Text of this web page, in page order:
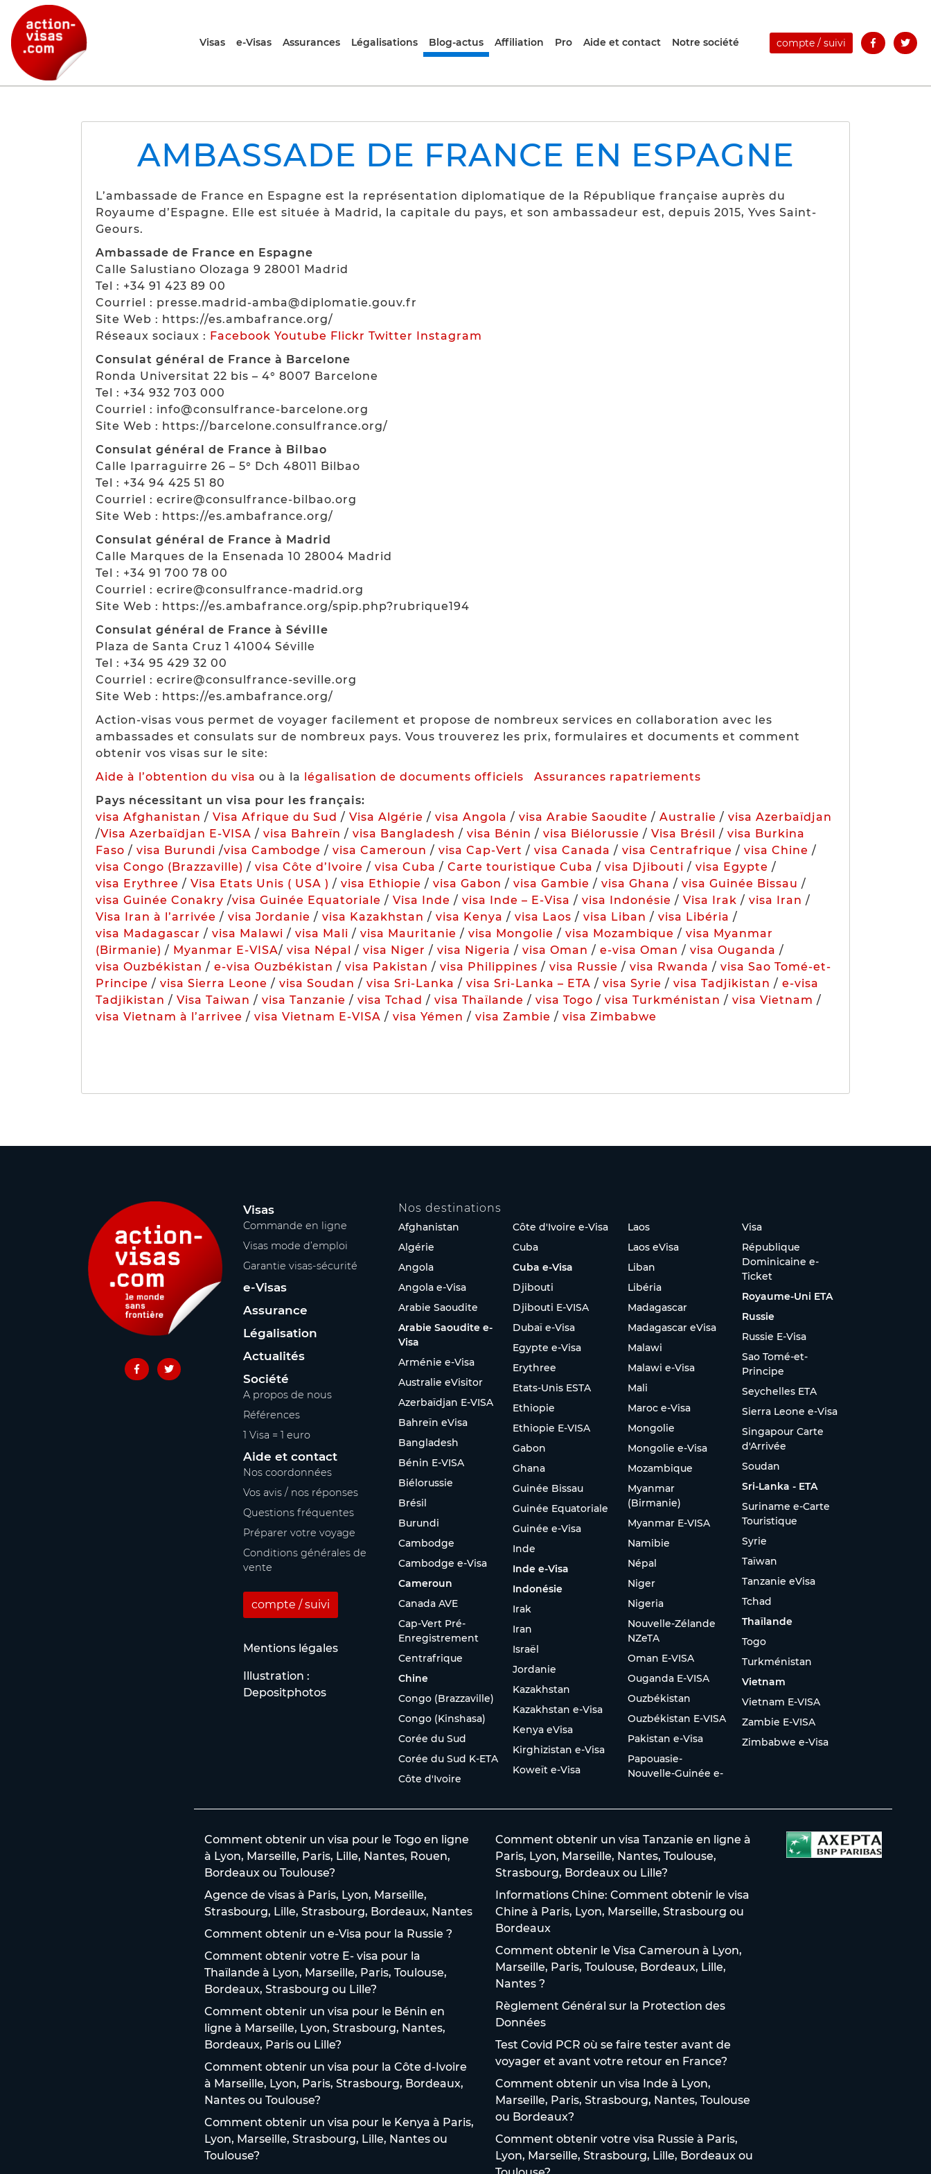
compte / suivi
Visas e-Visas Assurances Légalisations Blog-actus Affiliation Pro Aide et contact Notre société
AMBASSADE DE FRANCE EN ESPAGNE
L’ambassade de France en Espagne est la représentation diplomatique de la République française auprès du
Royaume d’Espagne. Elle est située à Madrid, la capitale du pays, et son ambassadeur est, depuis 2015, Yves Saint-
Geours.
Ambassade de France en Espagne
Calle Salustiano Olozaga 9 28001 Madrid
Tel : +34 91 423 89 00
Courriel : presse.madrid-amba@diplomatie.gouv.fr
Site Web : https://es.ambafrance.org/
Réseaux sociaux : Facebook Youtube Flickr Twitter Instagram
Consulat général de France à Barcelone
Ronda Universitat 22 bis – 4° 8007 Barcelone
Tel : +34 932 703 000
Courriel : info@consulfrance-barcelone.org
Site Web : https://barcelone.consulfrance.org/
Consulat général de France à Bilbao
Calle Iparraguirre 26 – 5° Dch 48011 Bilbao
Tel : +34 94 425 51 80
Courriel : ecrire@consulfrance-bilbao.org
Site Web : https://es.ambafrance.org/
Consulat général de France à Madrid
Calle Marques de la Ensenada 10 28004 Madrid
Tel : +34 91 700 78 00
Courriel : ecrire@consulfrance-madrid.org
Site Web : https://es.ambafrance.org/spip.php?rubrique194
Consulat général de France à Séville
Plaza de Santa Cruz 1 41004 Séville
Tel : +34 95 429 32 00
Courriel : ecrire@consulfrance-seville.org
Site Web : https://es.ambafrance.org/
Action-visas vous permet de voyager facilement et propose de nombreux services en collaboration avec les
ambassades et consulats sur de nombreux pays. Vous trouverez les prix, formulaires et documents et comment
obtenir vos visas sur le site:
Aide à l’obtention du visa ou à la légalisation de documents officiels
Assurances rapatriements
Pays nécessitant un visa pour les français:
visa Afghanistan / Visa Afrique du Sud / Visa Algérie / visa Angola / visa Arabie Saoudite / Australie / visa Azerbaïdjan
/Visa Azerbaïdjan E-VISA / visa Bahreïn / visa Bangladesh / visa Bénin / visa Biélorussie / Visa Brésil / visa Burkina
Faso / visa Burundi /visa Cambodge / visa Cameroun / visa Cap-Vert / visa Canada / visa Centrafrique / visa Chine /
visa Congo (Brazzaville) / visa Côte d’Ivoire / visa Cuba / Carte touristique Cuba / visa Djibouti / visa Egypte /
visa Erythree / Visa Etats Unis ( USA ) / visa Ethiopie / visa Gabon / visa Gambie / visa Ghana / visa Guinée Bissau /
visa Guinée Conakry /visa Guinée Equatoriale / Visa Inde / visa Inde – E-Visa / visa Indonésie / Visa Irak / visa Iran /
Visa Iran à l’arrivée / visa Jordanie / visa Kazakhstan / visa Kenya / visa Laos / visa Liban / visa Libéria /
visa Madagascar / visa Malawi / visa Mali / visa Mauritanie / visa Mongolie / visa Mozambique / visa Myanmar
(Birmanie) / Myanmar E-VISA/ visa Népal / visa Niger / visa Nigeria / visa Oman / e-visa Oman / visa Ouganda /
visa Ouzbékistan / e-visa Ouzbékistan / visa Pakistan / visa Philippines / visa Russie / visa Rwanda / visa Sao Tomé-et-
Principe / visa Sierra Leone / visa Soudan / visa Sri-Lanka / visa Sri-Lanka – ETA / visa Syrie / visa Tadjikistan / e-visa
Tadjikistan / Visa Taiwan / visa Tanzanie / visa Tchad / visa Thaïlande / visa Togo / visa Turkménistan / visa Vietnam /
visa Vietnam à l’arrivee / visa Vietnam E-VISA / visa Yémen / visa Zambie / visa Zimbabwe
Visas
Commande en ligne
Visas mode d’emploi
Garantie visas-sécurité
e-Visas
Assurance
Légalisation
Actualités
Société
A propos de nous
Références
1 Visa = 1 euro
Aide et contact
Nos coordonnées
Vos avis / nos réponses
Questions fréquentes
Préparer votre voyage
Conditions générales de
vente
compte / suivi
Mentions légales
Illustration :
Depositphotos
Nos destinations
Afghanistan
Algérie
Angola
Angola e-Visa
Arabie Saoudite
Arabie Saoudite e-
Visa
Arménie e-Visa
Australie eVisitor
Azerbaïdjan E-VISA
Bahreïn eVisa
Bangladesh
Bénin E-VISA
Biélorussie
Brésil
Burundi
Cambodge
Cambodge e-Visa
Cameroun
Canada AVE
Cap-Vert Pré-
Enregistrement
Centrafrique
Chine
Congo (Brazzaville)
Congo (Kinshasa)
Corée du Sud
Corée du Sud K-ETA
Côte d'Ivoire
Côte d'Ivoire e-Visa
Cuba
Cuba e-Visa
Djibouti
Djibouti E-VISA
Dubaï e-Visa
Egypte e-Visa
Erythree
Etats-Unis ESTA
Ethiopie
Ethiopie E-VISA
Gabon
Ghana
Guinée Bissau
Guinée Equatoriale
Guinée e-Visa
Inde
Inde e-Visa
Indonésie
Irak
Iran
Israël
Jordanie
Kazakhstan
Kazakhstan e-Visa
Kenya eVisa
Kirghizistan e-Visa
Koweït e-Visa
Laos
Laos eVisa
Liban
Libéria
Madagascar
Madagascar eVisa
Malawi
Malawi e-Visa
Mali
Maroc e-Visa
Mongolie
Mongolie e-Visa
Mozambique
Myanmar
(Birmanie)
Myanmar E-VISA
Namibie
Népal
Niger
Nigeria
Nouvelle-Zélande
NZeTA
Oman E-VISA
Ouganda E-VISA
Ouzbékistan
Ouzbékistan E-VISA
Pakistan e-Visa
Papouasie-
Nouvelle-Guinée e-
Visa
République
Dominicaine e-
Ticket
Royaume-Uni ETA
Russie
Russie E-Visa
Sao Tomé-et-
Principe
Seychelles ETA
Sierra Leone e-Visa
Singapour Carte
d'Arrivée
Soudan
Sri-Lanka - ETA
Suriname e-Carte
Touristique
Syrie
Taïwan
Tanzanie eVisa
Tchad
Thaïlande
Togo
Turkménistan
Vietnam
Vietnam E-VISA
Zambie E-VISA
Zimbabwe e-Visa
Comment obtenir un visa pour le Togo en ligne
à Lyon, Marseille, Paris, Lille, Nantes, Rouen,
Bordeaux ou Toulouse?
Agence de visas à Paris, Lyon, Marseille,
Strasbourg, Lille, Strasbourg, Bordeaux, Nantes
Comment obtenir un e-Visa pour la Russie ?
Comment obtenir votre E- visa pour la
Thaïlande à Lyon, Marseille, Paris, Toulouse,
Bordeaux, Strasbourg ou Lille?
Comment obtenir un visa pour le Bénin en
ligne à Marseille, Lyon, Strasbourg, Nantes,
Bordeaux, Paris ou Lille?
Comment obtenir un visa pour la Côte d-Ivoire
à Marseille, Lyon, Paris, Strasbourg, Bordeaux,
Nantes ou Toulouse?
Comment obtenir un visa pour le Kenya à Paris,
Lyon, Marseille, Strasbourg, Lille, Nantes ou
Toulouse?
Comment obtenir un visa Tanzanie en ligne à
Paris, Lyon, Marseille, Nantes, Toulouse,
Strasbourg, Bordeaux ou Lille?
Informations Chine: Comment obtenir le visa
Chine à Paris, Lyon, Marseille, Strasbourg ou
Bordeaux
Comment obtenir le Visa Cameroun à Lyon,
Marseille, Paris, Toulouse, Bordeaux, Lille,
Nantes ?
Règlement Général sur la Protection des
Données
Test Covid PCR où se faire tester avant de
voyager et avant votre retour en France?
Comment obtenir un visa Inde à Lyon,
Marseille, Paris, Strasbourg, Nantes, Toulouse
ou Bordeaux?
Comment obtenir votre visa Russie à Paris,
Lyon, Marseille, Strasbourg, Lille, Bordeaux ou